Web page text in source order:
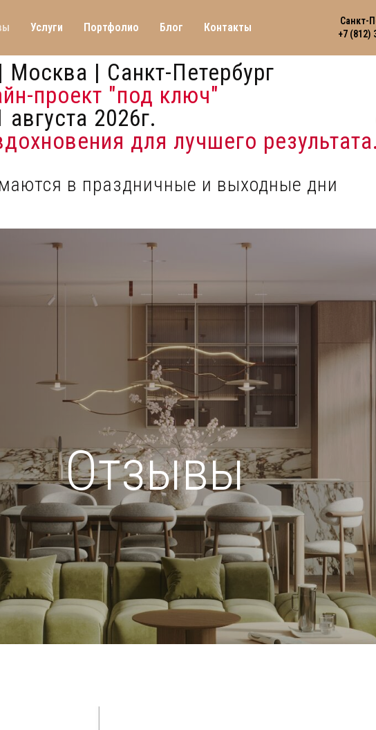
Услуги Портфолио Блог Контакты
Санкт-
+7 (812)
в праздничные и выходные дни
Москва | Санкт-Петербург
проект "под ключ"
2026г.
для лучшего результата.
Отзывы